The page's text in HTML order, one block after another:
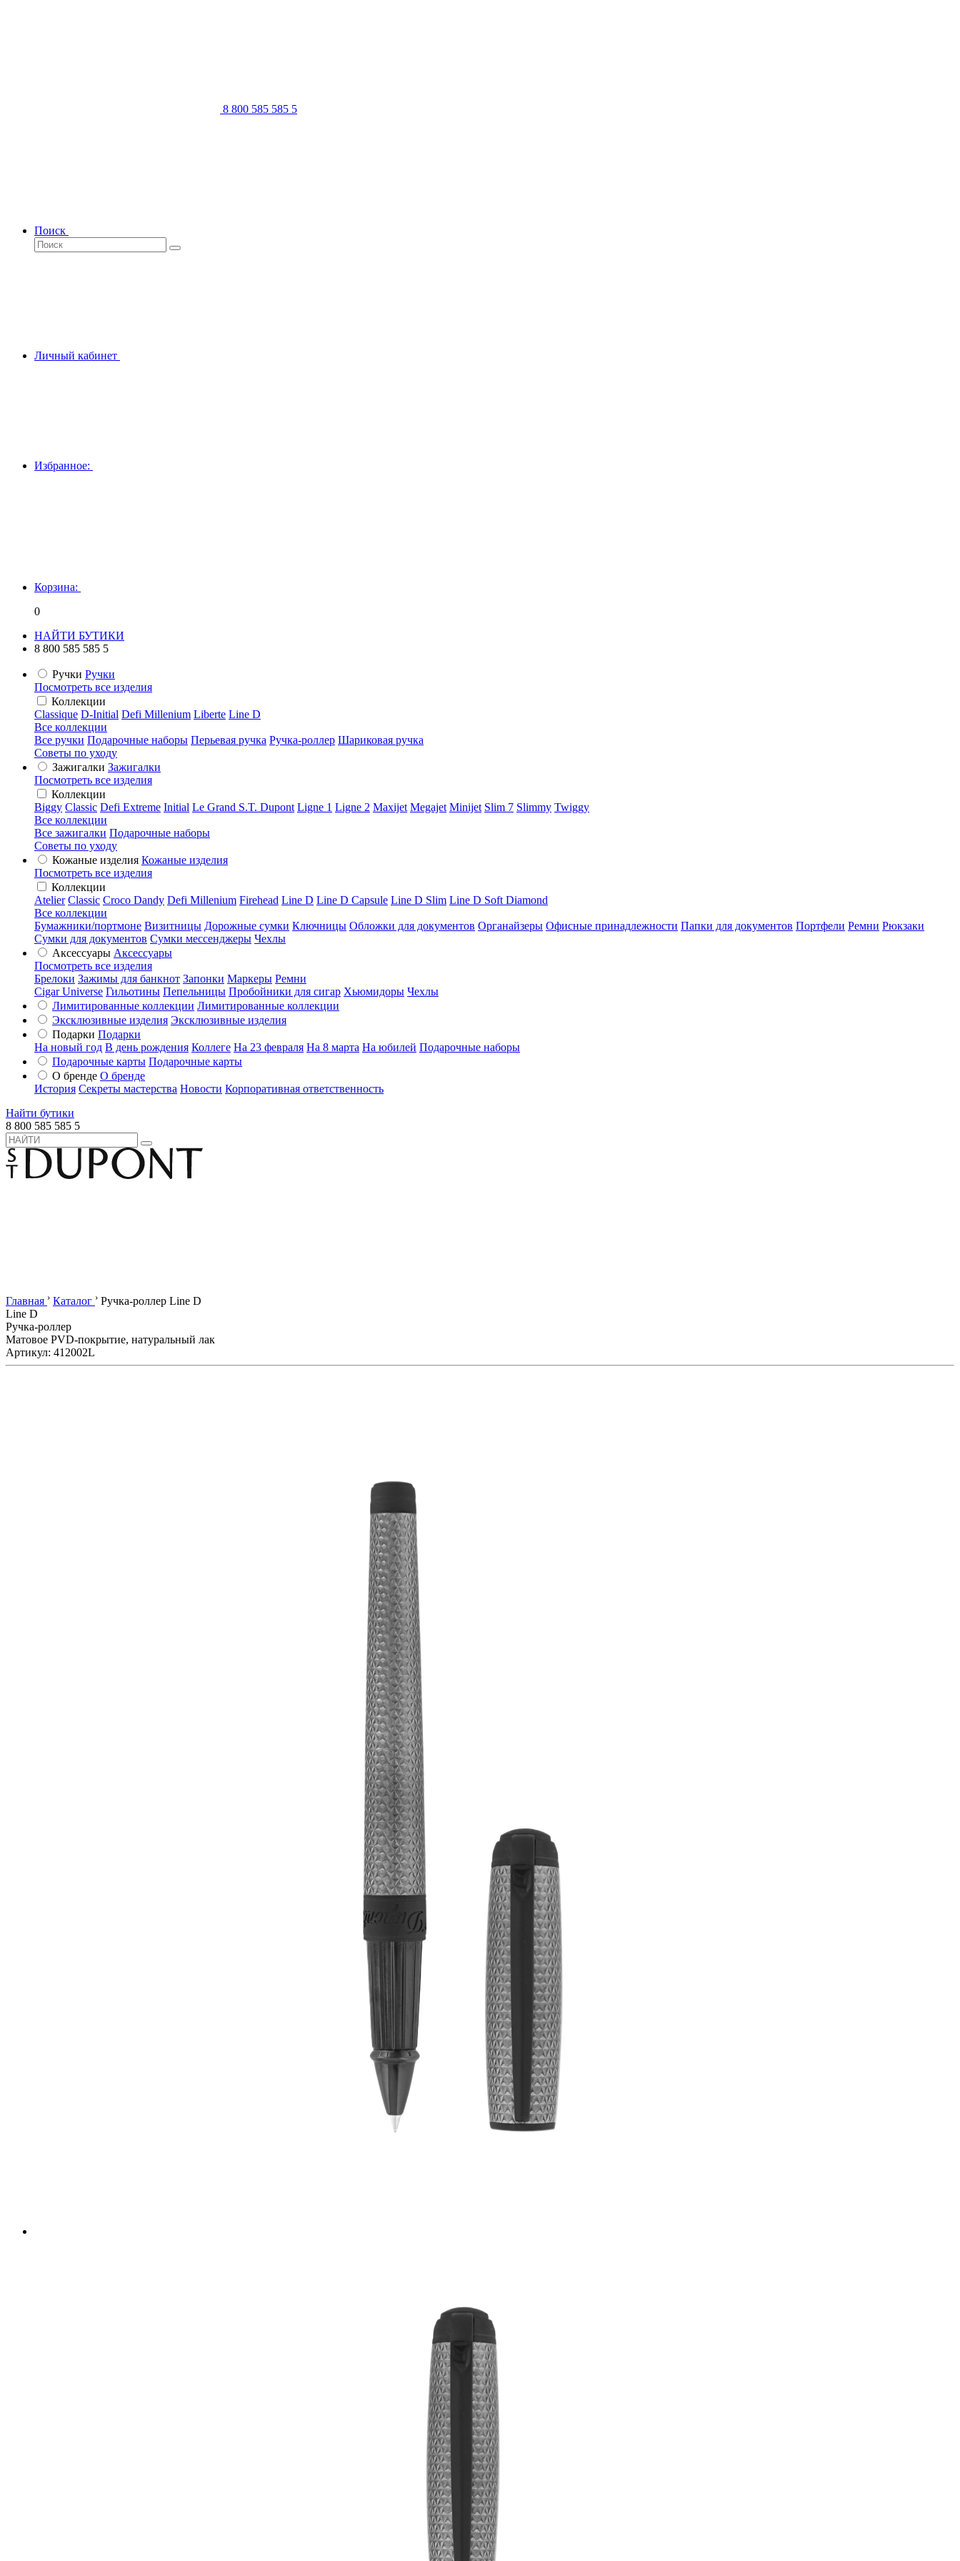
8 800 585 585 5
Поиск
Личный кабинет
Избранное:
Корзина:
0
НАЙТИ БУТИКИ
8 800 585 585 5
Ручки Ручки
Посмотреть все изделия
Коллекции
Classique D-Initial Defi Millenium Liberte Line D
Все коллекции
Все ручки Подарочные наборы Перьевая ручка Ручка-роллер Шариковая ручка
Советы по уходу
Зажигалки Зажигалки
Посмотреть все изделия
Коллекции
Biggy Classic Defi Extreme Initial Le Grand S.T. Dupont Ligne 1 Ligne 2 Maxijet Megajet Minijet Slim 7 Slimmy Twiggy
Все коллекции
Все зажигалки Подарочные наборы
Советы по уходу
Кожаные изделия Кожаные изделия
Посмотреть все изделия
Коллекции
Atelier Classic Croco Dandy Defi Millenium Firehead Line D Line D Capsule Line D Slim Line D Soft Diamond
Все коллекции
Бумажники/портмоне Визитницы Дорожные сумки Ключницы Обложки для документов Органайзеры Офисные принадлежности Папки для документов Портфели Ремни Рюкзаки
Сумки для документов Сумки мессенджеры Чехлы
Аксессуары Аксессуары
Посмотреть все изделия
Брелоки Зажимы для банкнот Запонки Маркеры Ремни
Cigar Universe Гильотины Пепельницы Пробойники для сигар Хьюмидоры Чехлы
Лимитированные коллекции Лимитированные коллекции
Эксклюзивные изделия Эксклюзивные изделия
Подарки Подарки
На новый год В день рождения Коллеге На 23 февраля На 8 марта На юбилей Подарочные наборы
Подарочные карты Подарочные карты
О бренде О бренде
История Секреты мастерства Новости Корпоративная ответственность
Найти бутики
8 800 585 585 5
Главная › Каталог › Ручка-роллер Line D
Line D
Ручка-роллер
Матовое PVD-покрытие, натуральный лак
Артикул: 412002L